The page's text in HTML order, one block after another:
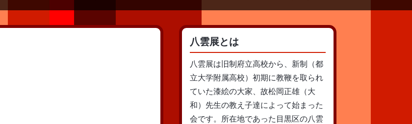
八雲展とは
八雲展は旧制府立高校から、新制（都
立大学附属高校）初期に教鞭を取られ
ていた漆絵の大家、故松岡正雄（大
和）先生の教え子達によって始まった
会です。所在地であった目黒区の八雲